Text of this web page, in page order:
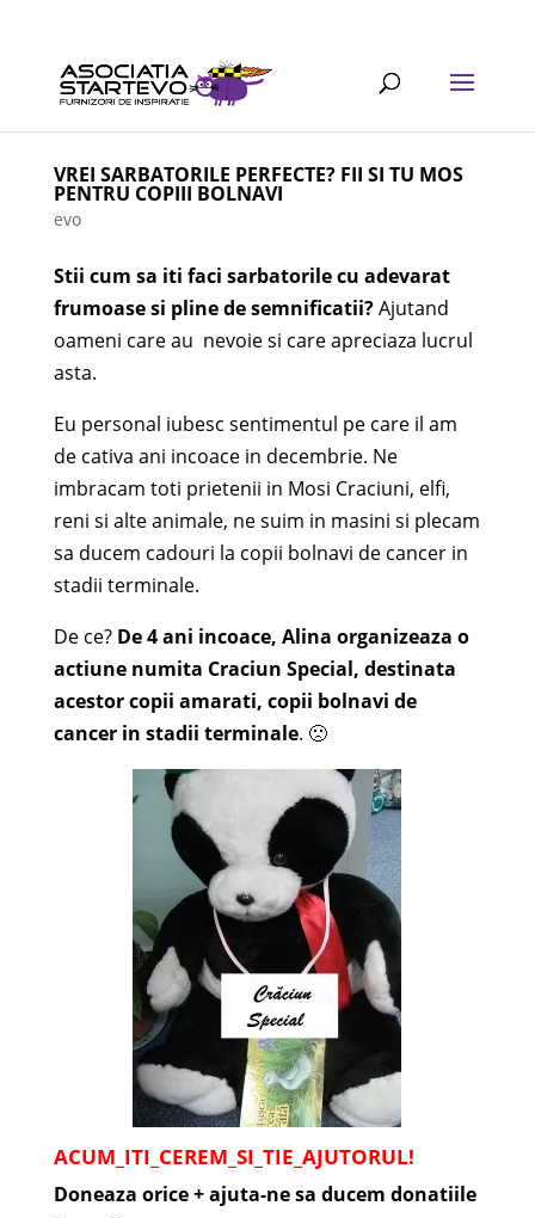
VREI SARBATORILE PERFECTE? FII SI TU MOS
PENTRU COPIII BOLNAVI
evo
Stii cum sa iti faci sarbatorile cu adevarat
frumoase si pline de semnificatii?Ajutand
oameni care au nevoie si care apreciaza lucrul
asta.
Eu personal iubesc sentimentul pe care il am
de cativa ani incoace in decembrie. Ne
imbracam toti prietenii in Mosi Craciuni, elfi,
reni si alte animale, ne suim in masini si plecam
sa ducem cadouri la copii bolnavi de cancer in
stadii terminale.
De ce? De 4 ani incoace, Alina organizeaza o
actiune numita Craciun Special, destinata
acestor copii amarati, copii bolnavi de
cancer in stadii terminale. 🙁
ACUM_ITI_CEREM_SI_TIE_AJUTORUL!
Doneaza orice + ajuta-ne sa ducem donatiile